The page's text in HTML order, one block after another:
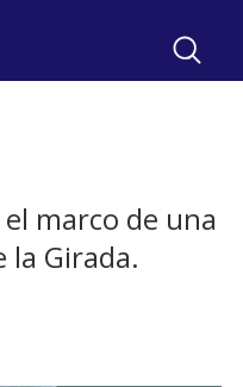
marco de una
la Girada.